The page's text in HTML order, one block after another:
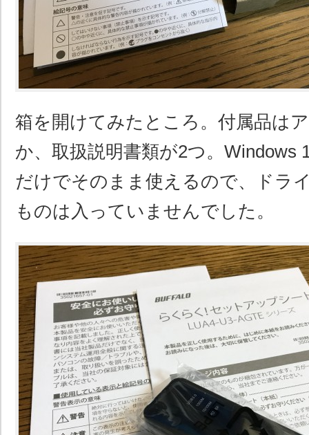
箱を開けてみたところ。付属品は
か、取扱説明書類が2つ。Windows
だけでそのまま使えるので、ドラ
ものは入っていませんでした。